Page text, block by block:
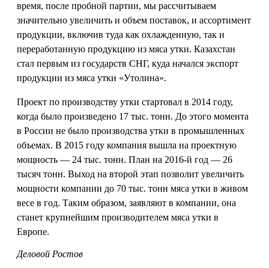
время, после пробной партии, мы рассчитываем
значительно увеличить и объем поставок, и ассортимент
продукции, включив туда как охлажденную, так и
переработанную продукцию из мяса утки. Казахстан
стал первым из государств СНГ, куда начался экспорт
продукции из мяса утки «Утолина».
Проект по производству утки стартовал в 2014 году,
когда было произведено 17 тыс. тонн. До этого момента
в России не было производства утки в промышленных
объемах. В 2015 году компания вышла на проектную
мощность — 24 тыс. тонн. План на 2016-й год — 26
тысяч тонн. Выход на второй этап позволит увеличить
мощности компании до 70 тыс. тонн мяса утки в живом
весе в год. Таким образом, заявляют в компании, она
станет крупнейшим производителем мяса утки в
Европе.
Деловой Ростов